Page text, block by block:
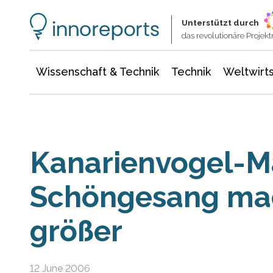
Unterstützt durch
das revolutionäre
Wissenschaft & Technik Technik
Kanarienvogel-
Schöngesang
größer
12 June 2006